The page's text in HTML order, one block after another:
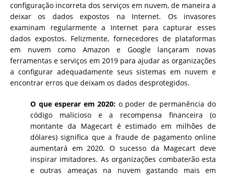
configuração incorreta dos serviços em nuvem, de maneira a
deixar os dados expostos na Internet. Os invasores
examinam regularmente a Internet para capturar esses
dados expostos. Felizmente, fornecedores de plataformas
em nuvem como Amazon e Google lançaram novas
ferramentas e serviços em 2019 para ajudar as organizações
a configurar adequadamente seus sistemas em nuvem e
encontrar erros que deixam os dados desprotegidos.
O que esperar em 2020: o poder de permanência do
código malicioso e a recompensa financeira (o
montante da Magecart é estimado em milhões de
dólares) significa que a fraude de pagamento online
aumentará em 2020. O sucesso da Magecart deve
inspirar imitadores. As organizações combaterão esta
e outras ameaças na nuvem gastando mais em